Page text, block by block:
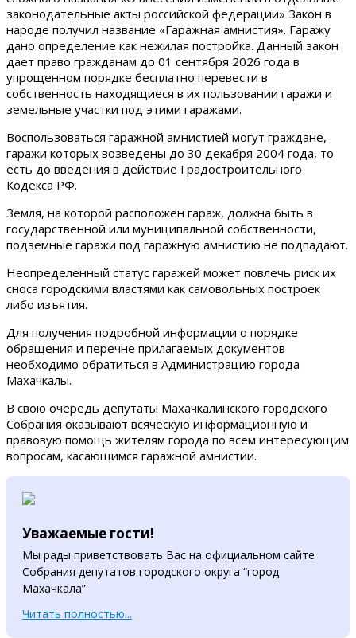
законодательные акты российской федерации» Закон в
народе получил название «Гаражная амнистия». Гаражу
дано определение как нежилая постройка. Данный закон
дает право гражданам до 01 сентября 2026 года в
упрощенном порядке бесплатно перевести в
собственность находящиеся в их пользовании гаражи и
земельные участки под этими гаражами.
Воспользоваться гаражной амнистией могут граждане,
гаражи которых возведены до 30 декабря 2004 года, то
есть до введения в действие Градостроительного
Кодекса РФ.
Земля, на которой расположен гараж, должна быть в
государственной или муниципальной собственности,
подземные гаражи под гаражную амнистию не подпадают.
Неопределенный статус гаражей может повлечь риск их
сноса городскими властями как самовольных построек
либо изъятия.
Для получения подробной информации о порядке
обращения и перечне прилагаемых документов
необходимо обратиться в Администрацию города
Махачкалы.
В свою очередь депутаты Махачкалинского городского
Собрания оказывают всяческую информационную и
правовую помощь жителям города по всем интересующим
вопросам, касающимся гаражной амнистии.
Уважаемые гости!
Мы рады приветствовать Вас на официальном сайте
Собрания депутатов городского округа “город
Махачкала”
Читать полностью...